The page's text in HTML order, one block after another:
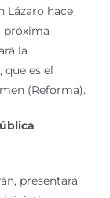
Lázaro hace
próxima
la
que es el
(Reforma).
presentará